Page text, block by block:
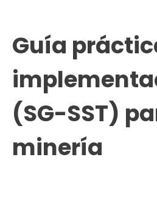
Guía
(SG-SST)
minería